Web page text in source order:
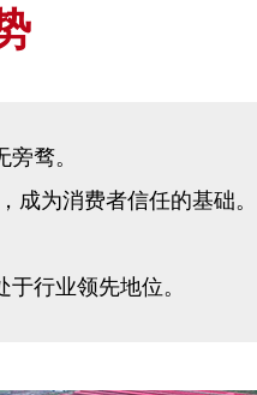
骛。
成为消费者信任的基础。
行业领先地位。